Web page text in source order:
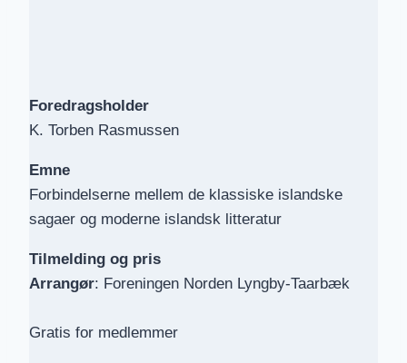
Foredragsholder
K. Torben Rasmussen
Emne
Forbindelserne mellem de klassiske islandske
sagaer og moderne islandsk litteratur
Tilmelding og pris
Arrangør: Foreningen Norden Lyngby-Taarbæk
Gratis for medlemmer